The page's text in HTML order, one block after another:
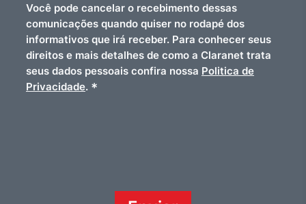
Você pode cancelar o recebimento dessas
comunicações quando quiser no rodapé dos
informativos que irá receber. Para conhecer seus
direitos e mais detalhes de como a Claranet trata
seus dados pessoais confira nossa Politica de
Privacidade. *